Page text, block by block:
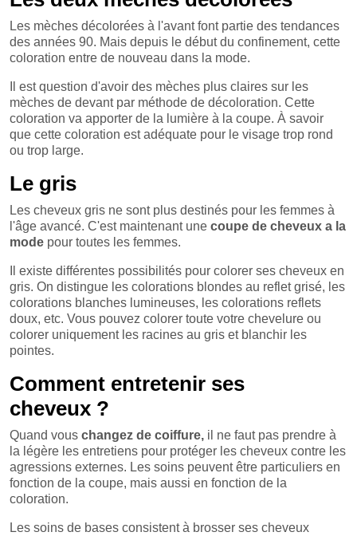
Les mèches décolorées à l'avant font partie des tendances
des années 90. Mais depuis le début du confinement, cette
coloration entre de nouveau dans la mode.
Il est question d'avoir des mèches plus claires sur les
mèches de devant par méthode de décoloration. Cette
coloration va apporter de la lumière à la coupe. À savoir
que cette coloration est adéquate pour le visage trop rond
ou trop large.
Le gris
Les cheveux gris ne sont plus destinés pour les femmes à
l'âge avancé. C'est maintenant une coupe de cheveux a la
mode pour toutes les femmes.
Il existe différentes possibilités pour colorer ses cheveux en
gris. On distingue les colorations blondes au reflet grisé, les
colorations blanches lumineuses, les colorations reflets
doux, etc. Vous pouvez colorer toute votre chevelure ou
colorer uniquement les racines au gris et blanchir les
pointes.
Comment entretenir ses
cheveux ?
Quand vous changez de coiffure, il ne faut pas prendre à
la légère les entretiens pour protéger les cheveux contre les
agressions externes. Les soins peuvent être particuliers en
fonction de la coupe, mais aussi en fonction de la
coloration.
Les soins de bases consistent à brosser ses cheveux